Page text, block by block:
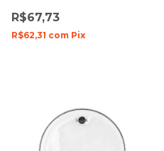
PREMIUM
R$67,73
R$62,31 com Pix